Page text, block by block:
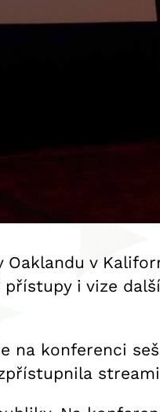
v
i vize
na konferenci